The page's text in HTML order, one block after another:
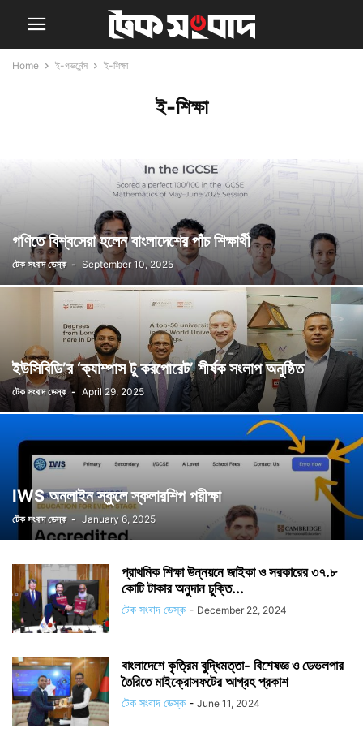
Home ই-গভর্নেন্স ই-শিক্ষা
ই-শিক্ষা
গণিতে বিশ্বসেরা হলেন বাংলাদেশের পাঁচ শিক্ষার্থী
টেক সংবাদ ডেস্ক - September 10, 2025
ইউসিবিডি’র ‘ক্যাম্পাস টু করপোরেট’ শীর্ষক সংলাপ অনুষ্ঠিত
টেক সংবাদ ডেস্ক - April 29, 2025
IWS অনলাইন স্কুলে স্কলারশিপ পরীক্ষা
টেক সংবাদ ডেস্ক - January 6, 2025
প্রাথমিক শিক্ষা উন্নয়নে জাইকা ও সরকারের ৩৭.৮
কোটি টাকার অনুদান চুক্তি...
টেক সংবাদ ডেস্ক - December 22, 2024
বাংলাদেশে কৃত্রিম বুদ্ধিমত্তা- বিশেষজ্ঞ ও ডেভলপার
তৈরিতে‌ মাইক্রোসফটের আগ্রহ প্রকাশ
টেক সংবাদ ডেস্ক - June 11, 2024